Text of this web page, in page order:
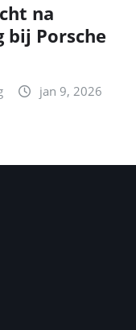
na
Porsche
jan 9, 2026